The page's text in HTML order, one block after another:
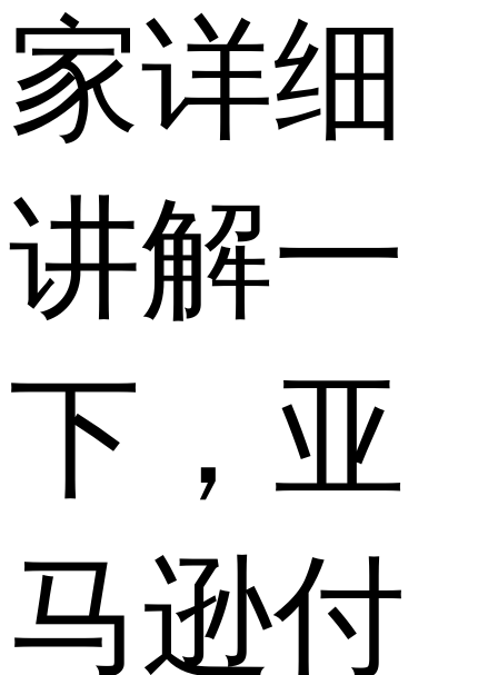
家详细
讲解一
下，亚
马逊付